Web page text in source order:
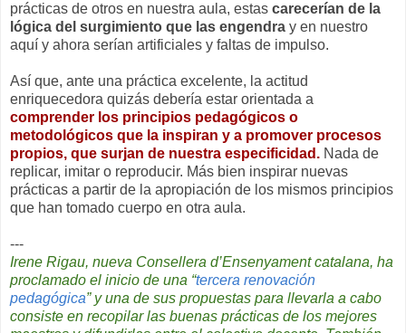
prácticas de otros en nuestra aula, estas carecerían de la
lógica del surgimiento que las engendra y en nuestro
aquí y ahora serían artificiales y faltas de impulso.
Así que, ante una práctica excelente, la actitud
enriquecedora quizás debería estar orientada a
comprender los principios pedagógicos o
metodológicos que la inspiran y a promover procesos
propios, que surjan de nuestra especificidad. Nada de
replicar, imitar o reproducir. Más bien inspirar nuevas
prácticas a partir de la apropiación de los mismos principios
que han tomado cuerpo en otra aula.
---
Irene Rigau, nueva Consellera d’Ensenyament catalana, ha
proclamado el inicio de una “tercera renovación
pedagógica” y una de sus propuestas para llevarla a cabo
consiste en recopilar las buenas prácticas de los mejores